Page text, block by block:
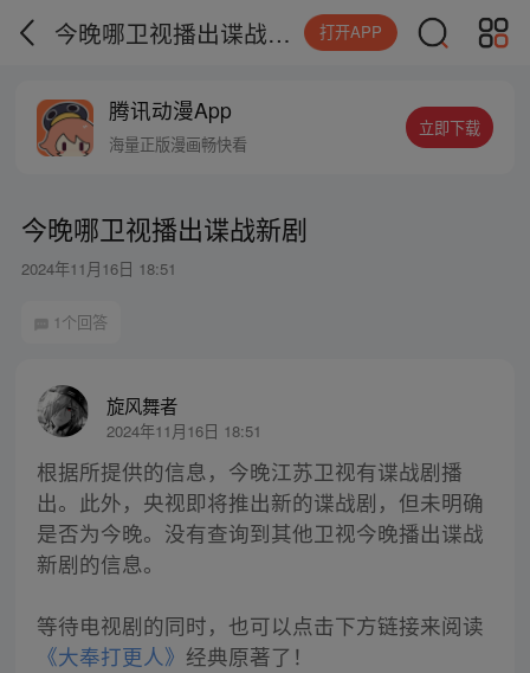
今晚哪卫视播出谍战新剧 打开APP
腾讯动漫App
海量正版漫画畅快看
立即下载
今晚哪卫视播出谍战新剧
2024年11月16日 18:51
1个回答
旋风舞者
2024年11月16日 18:51
根据所提供的信息，今晚江苏卫视有谍战剧播
出。此外，央视即将推出新的谍战剧，但未明确
是否为今晚。没有查询到其他卫视今晚播出谍战
新剧的信息。
等待电视剧的同时，也可以点击下方链接来阅读
《大奉打更人》 经典原著了！